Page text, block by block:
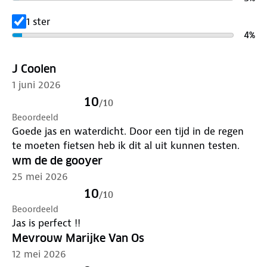
Lever het in bij onze winkels. Wij geven er een
nieuwe bestemming aan.
1 ster
4%
J Coolen
1 juni 2026
10/10
Beoordeeld
Goede jas en waterdicht. Door een tijd in de regen
te moeten fietsen heb ik dit al uit kunnen testen.
wm de de gooyer
25 mei 2026
10/10
Beoordeeld
Jas is perfect !!
Mevrouw Marijke Van Os
12 mei 2026